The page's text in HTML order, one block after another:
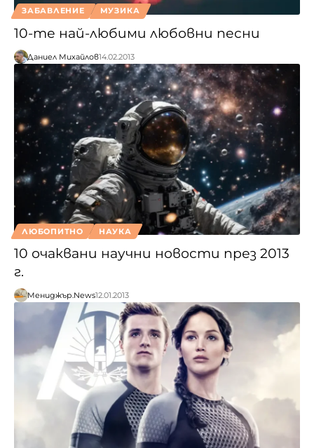
ЗАБАВЛЕНИЕ МУЗИКА
10-те най-любими любовни песни
Даниел Михайлов14.02.2013
ЛЮБОПИТНО НАУКА
10 очаквани научни новости през 2013
г.
Мениджър.News12.01.2013